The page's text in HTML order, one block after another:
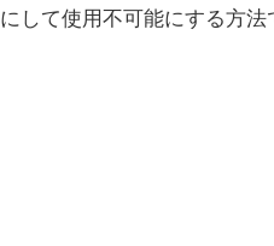
にして使用不可能にする方法